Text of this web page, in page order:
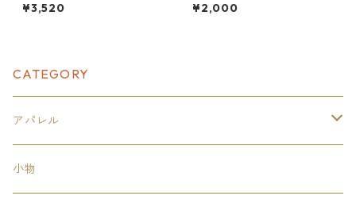
¥3,520 ¥2,000
CATEGORY
アパレル
トップス
小物